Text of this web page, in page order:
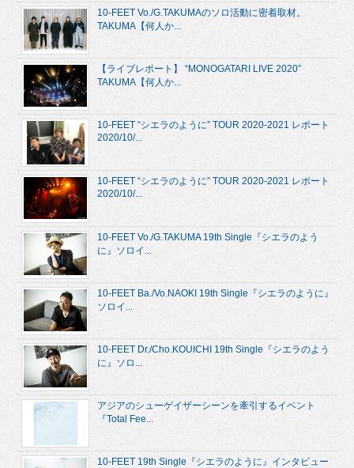
10-FEET Vo./G.TAKUMAのソロ活動に密着取材。
TAKUMA【何人か...
【ライブレポート】 “MONOGATARI LIVE 2020”
TAKUMA【何人か...
10-FEET “シエラのように” TOUR 2020-2021 レポート
2020/10/...
10-FEET “シエラのように” TOUR 2020-2021 レポート
2020/10/...
10-FEET Vo./G.TAKUMA 19th Single『シエラのよう
に』ソロイ...
10-FEET Ba./Vo.NAOKI 19th Single『シエラのように』
ソロイ...
10-FEET Dr./Cho.KOUICHI 19th Single『シエラのよう
に』ソロ...
アジアのシューゲイザーシーンを牽引するイベント
『Total Fee...
10-FEET 19th Single『シエラのように』インタビュー